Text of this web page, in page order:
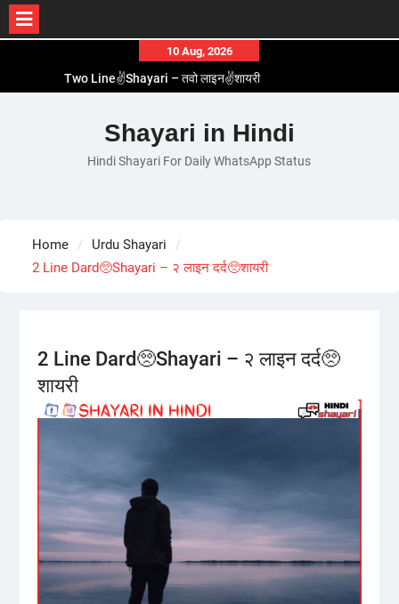
content
10 Aug, 2026
Two Line✌️Shayari – तवो लाइन✌️शायरी
Romantic Love😽Status – रोमांटिक लव😽स्टेटस
Love🥳Poetry In Hindi – लव🥳पोएट्री इन हिंदी
1 Line☝️Shayari In Hindi – १ लाइन☝️शायरी इन हिंदी
Shayari in Hindi
Hindi Shayari For Daily WhatsApp Status
Home
Urdu Shayari
2 Line Dard🥺Shayari – २ लाइन दर्द🥺शायरी
2 Line Dard🥺Shayari – २ लाइन दर्द🥺
शायरी